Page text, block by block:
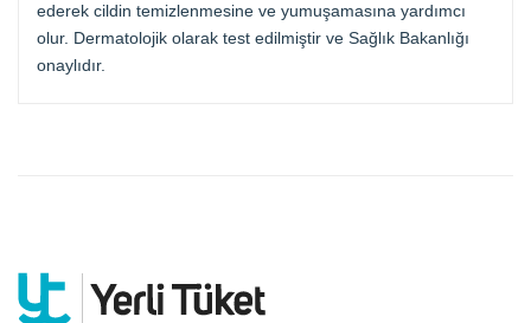
ederek cildin temizlenmesine ve yumuşamasına yardımcı
olur. Dermatolojik olarak test edilmiştir ve Sağlık Bakanlığı
onaylıdır.